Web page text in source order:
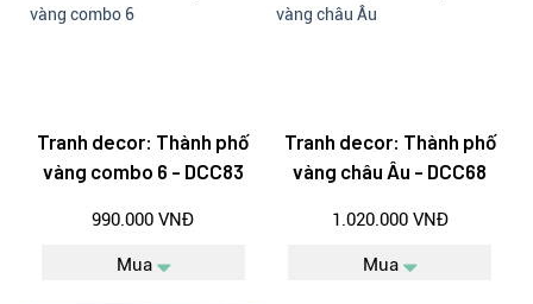
Tranh decor: Thành phố
vàng combo 6 - DCC83
990.000 VNĐ
Mua
Tranh decor: Thành phố
vàng châu Âu - DCC68
1.020.000 VNĐ
Mua